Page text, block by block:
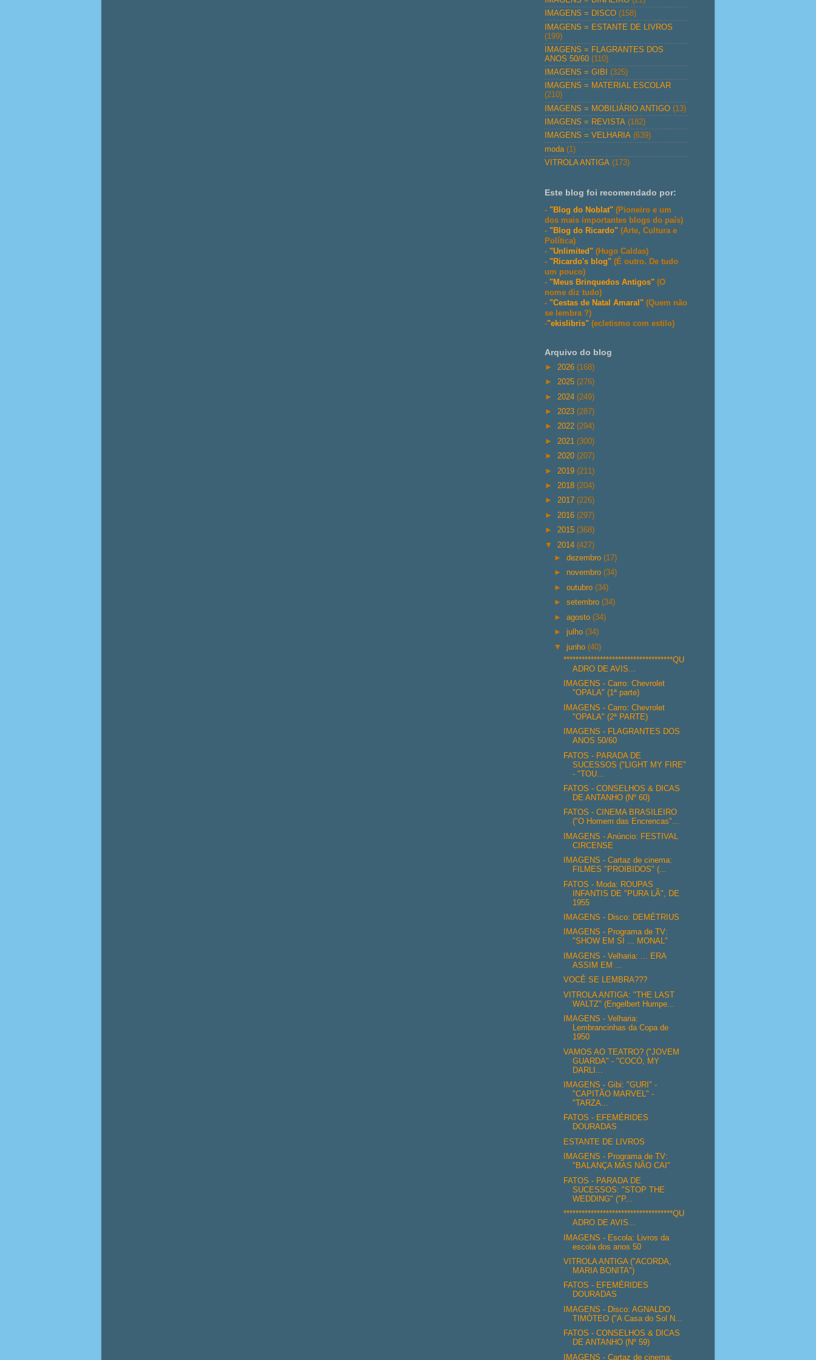
IMAGENS = DISCO (158)
IMAGENS = ESTANTE DE LIVROS
(199)
IMAGENS = FLAGRANTES DOS
ANOS 50/60 (110)
IMAGENS = GIBI
(325)
IMAGENS = MATERIAL ESCOLAR
(210)
IMAGENS = MOBILIÁRIO ANTIGO (13)
IMAGENS = REVISTA (182)
IMAGENS = VELHARIA (639)
moda (1)
VITROLA ANTIGA (173)
Este blog foi recomendado por:
- "Blog do Noblat" (Pioneiro e um
dos mais importantes blogs do país)
- "Blog do Ricardo" (Arte, Cultura e
Política)
- "Unlimited" (Hugo Caldas)
- "Ricardo's blog" (É outro. De tudo
um pouco)
- "Meus Brinquedos Antigos" (O
nome diz tudo)
- "Cestas de Natal Amaral" (Quem não
se lembra ?)
-"ekislibris" (ecletismo com estilo)
Arquivo do blog
► 2026 (168)
► 2025 (276)
► 2024 (249)
► 2023 (287)
► 2022 (294)
► 2021 (300)
► 2020 (207)
► 2019 (211)
► 2018 (204)
► 2017 (226)
► 2016 (297)
► 2015 (368)
▼ 2014 (427)
►dezembro(17)
► novembro(34)
►outubro(34)
►setembro(34)
►agosto(34)
►julho(34)
▼junho(40)
************************************QU
ADRO DE AVIS...
IMAGENS - Carro: Chevrolet
"OPALA" (1ª parte)
IMAGENS - Carro: Chevrolet
"OPALA" (2ª PARTE)
IMAGENS - FLAGRANTES DOS
ANOS 50/60
FATOS - PARADA DE
SUCESSOS ("LIGHT MY FIRE"
- "TOU...
FATOS - CONSELHOS & DICAS
DE ANTANHO (Nº 60)
FATOS - CINEMA BRASILEIRO
("O Homem das Encrencas"...
IMAGENS - Anúncio: FESTIVAL
CIRCENSE
IMAGENS - Cartaz de cinema:
FILMES "PROIBIDOS" (...
FATOS - Moda: ROUPAS
INFANTIS DE "PURA LÃ", DE
1955
IMAGENS - Disco: DEMÉTRIUS
IMAGENS - Programa de TV:
"SHOW EM SI ... MONAL"
IMAGENS - Velharia: ... ERA
ASSIM EM ...
VOCÊ SE LEMBRA???
VITROLA ANTIGA: "THE LAST
WALTZ" (Engelbert Humpe...
IMAGENS - Velharia:
Lembrancinhas da Copa de
1950
VAMOS AO TEATRO? ("JOVEM
GUARDA" - "COCÓ, MY
DARLI...
IMAGENS - Gibi: "GURI" -
"CAPITÃO MARVEL" -
"TARZA...
FATOS - EFEMÉRIDES
DOURADAS
ESTANTE DE LIVROS
IMAGENS - Programa de TV:
"BALANÇA MAS NÃO CAI"
FATOS - PARADA DE
SUCESSOS: "STOP THE
WEDDING" ("P...
************************************QU
ADRO DE AVIS...
IMAGENS - Escola: Livros da
escola dos anos 50
VITROLA ANTIGA ("ACORDA,
MARIA BONITA")
FATOS - EFEMÉRIDES
DOURADAS
IMAGENS - Disco: AGNALDO
TIMÓTEO ("A Casa do Sol N...
FATOS - CONSELHOS & DICAS
DE ANTANHO (Nº 59)
IMAGENS - Cartaz de cinema: